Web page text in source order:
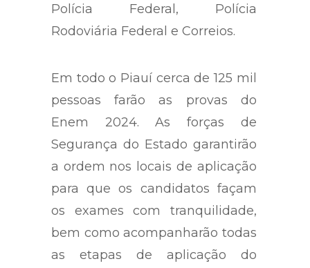
Polícia Federal, Polícia
Rodoviária Federal e Correios.
Em todo o Piauí cerca de 125 mil
pessoas farão as provas do
Enem 2024. As forças de
Segurança do Estado garantirão
a ordem nos locais de aplicação
para que os candidatos façam
os exames com tranquilidade,
bem como acompanharão todas
as etapas de aplicação do